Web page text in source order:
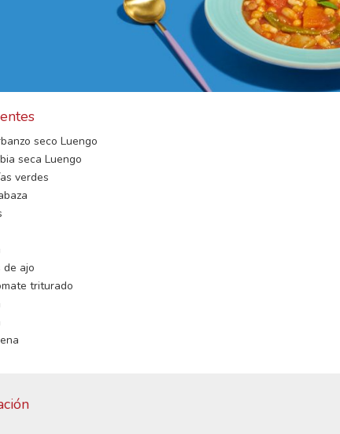
seco Luengo
seca Luengo
verdes
de ajo
triturado